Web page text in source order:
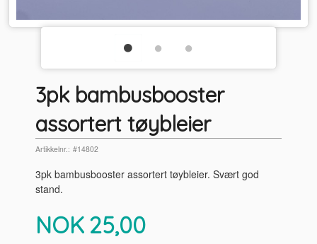
3pk bambusbooster
assortert tøybleier
Artikkelnr.: #14802
3pk bambusbooster assortert tøybleier. Svært god
stand.
Pris
NOK 25,00